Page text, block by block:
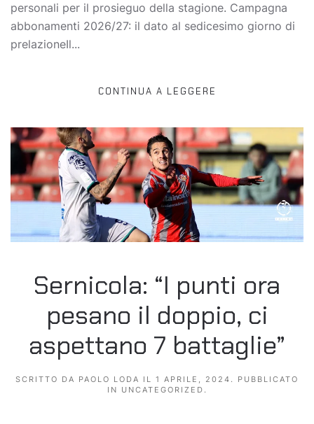
personali per il prosieguo della stagione. Campagna
abbonamenti 2026/27: il dato al sedicesimo giorno di
prelazioneIl...
CONTINUA A LEGGERE
Sernicola: “I punti ora
pesano il doppio, ci
aspettano 7 battaglie”
SCRITTO DA PAOLO LODA IL 1 APRILE, 2024 . PUBBLICATO
IN UNCATEGORIZED .